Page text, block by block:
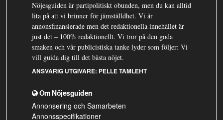
Nöjesguiden är partipolitiskt obunden, men du kan alltid
lita på att vi brinner för jämställdhet. Vi är
annonsfinansierade men det redaktionella innehållet är
just det – 100% redaktionellt. Vi tror på den goda
smaken och vår publicistiska tanke lyder som följer: Vi
vill guida dig till det bästa nöjet.
ANSVARIG UTGIVARE: PELLE TAMLEHT
Om Nöjesguiden
Annonsering och Samarbeten
Annonsspecifikationer